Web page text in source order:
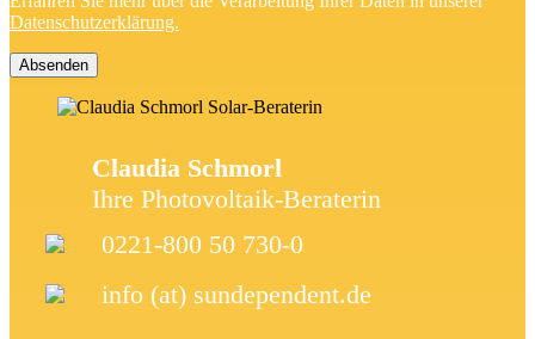
Datenschutzerklärung.
Claudia Schmorl
Ihre Photovoltaik-Beraterin
0221-800 50 730-0
info (at) sundependent.de